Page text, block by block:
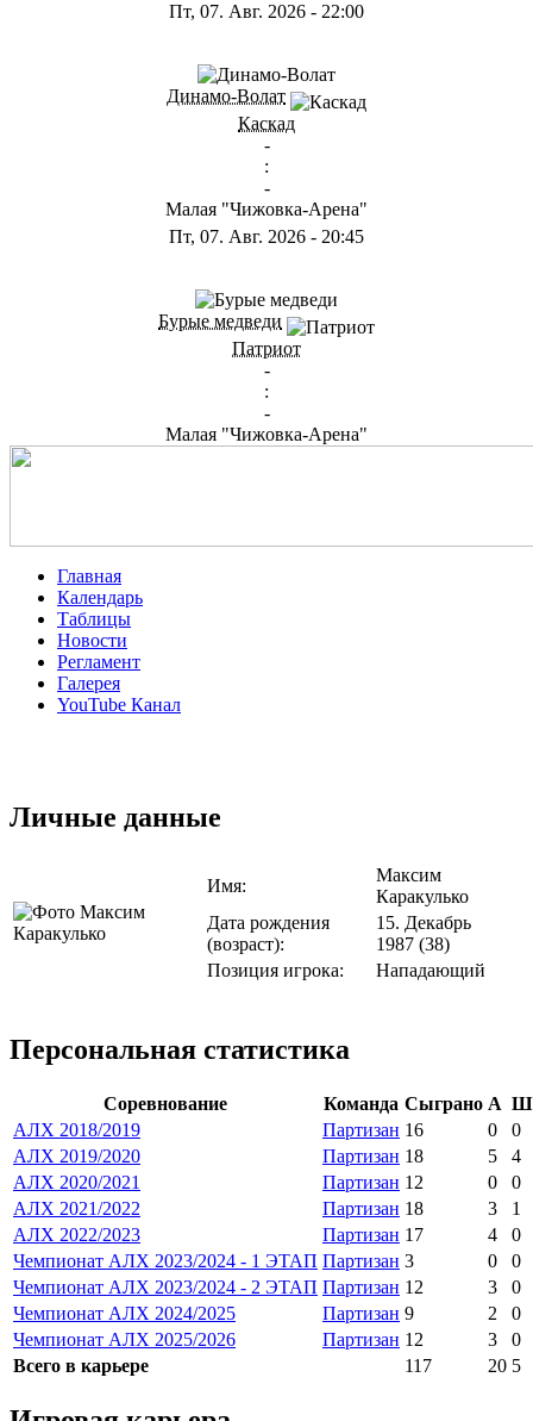
Пт, 07. Авг. 2026 - 22:00
Динамо-Волат
Каскад
-
:
-
Малая "Чижовка-Арена"
Пт, 07. Авг. 2026 - 20:45
Бурые медведи
Патриот
-
:
-
Малая "Чижовка-Арена"
Главная
Календарь
Таблицы
Новости
Регламент
Галерея
YouTube Канал
Личные данные
Имя:
Максим
Каракулько
Дата рождения
(возраст):
15. Декабрь
1987 (38)
Позиция игрока:
Нападающий
Персональная статистика
Соревнование Команда Сыграно А Ш
АЛХ 2018/2019
Партизан 16 0
0
АЛХ 2019/2020
Партизан 18 5
4
АЛХ 2020/2021
Партизан 12 0
0
АЛХ 2021/2022
Партизан 18 3
1
АЛХ 2022/2023
Партизан 17 4
0
Чемпионат АЛХ 2023/2024 - 1 ЭТАП Партизан 3 0
0
Чемпионат АЛХ 2023/2024 - 2 ЭТАП Партизан 12 3
0
Чемпионат АЛХ 2024/2025
Партизан 9 2
0
Чемпионат АЛХ 2025/2026
Партизан 12 3
0
Всего в карьере
117 20 5